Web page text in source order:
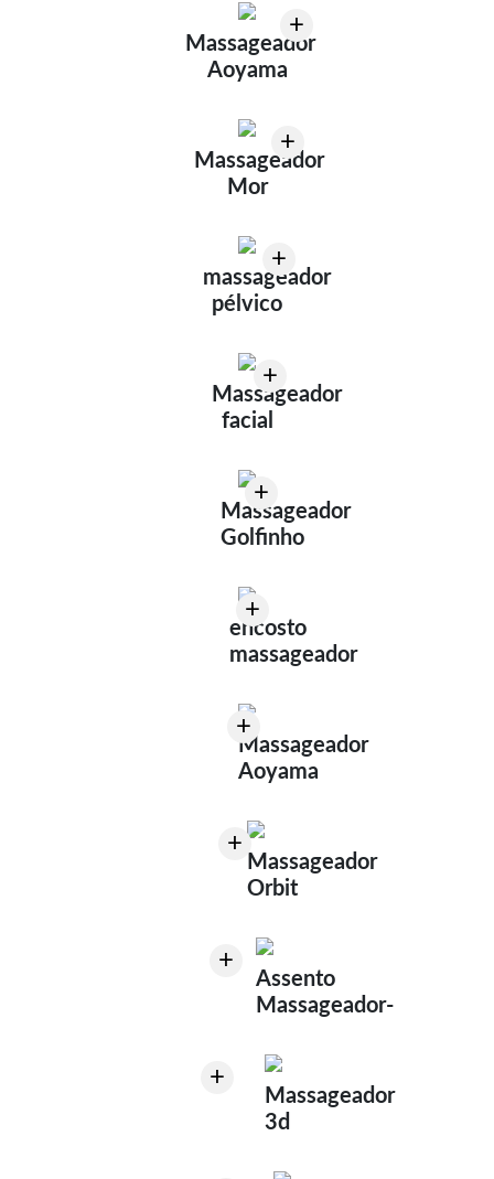
+
Massageador
Aoyama
+
Massageador
Mor
+
massageador
pélvico
+
Massageador
facial
+
Massageador
Golfinho
+
encosto
massageador
+
Massageador
Aoyama
+
Massageador
Orbit
+
Assento
Massageador-
+
Massageador
3d